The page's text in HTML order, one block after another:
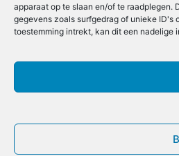
apparaat op te slaan en/of te raadplegen.
gegevens zoals surfgedrag of unieke ID's
toestemming intrekt, kan dit een nadelige